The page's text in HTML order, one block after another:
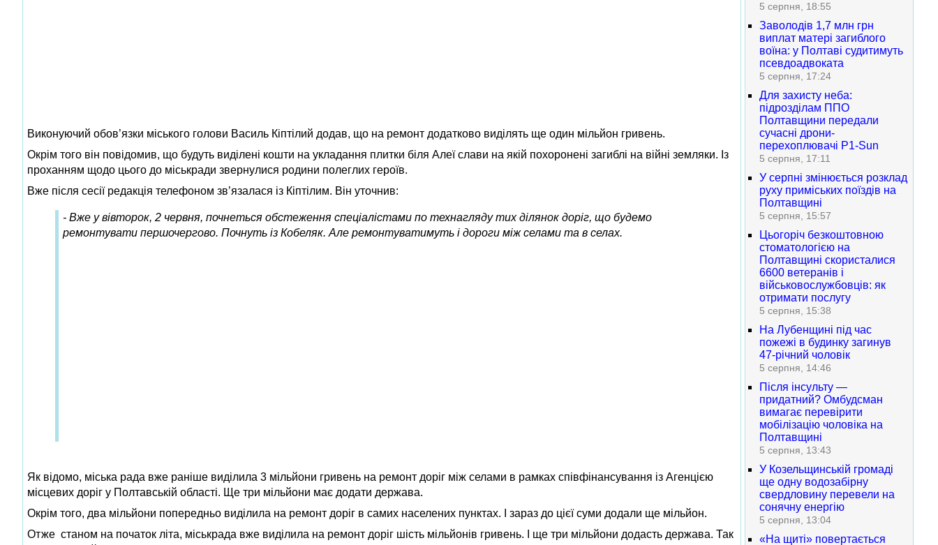
Виконуючий обов’язки міського голови Василь Кіптілий додав, що на ремонт додатково виділять ще один мільйон гривень.
Окрім того він повідомив, що будуть виділені кошти на укладання плитки біля Алеї слави на якій похоронені загиблі на війні земляки. Із
проханням щодо цього до міськради звернулися родини полеглих героїв.
Вже після сесії редакція телефоном зв’язалася із Кіптілим. Він уточнив:
- Вже у вівторок, 2 червня, почнеться обстеження спеціалістами по технагляду тих ділянок доріг, що будемо
ремонтувати першочергово. Почнуть із Кобеляк. Але ремонтуватимуть і дороги між селами та в селах.
Як відомо, міська рада вже раніше виділила 3 мільйони гривень на ремонт доріг між селами в рамках співфінансування із Агенцією
місцевих доріг у Полтавській області. Ще три мільйони має додати держава.
Окрім того, два мільйони попередньо виділила на ремонт доріг в самих населених пунктах. І зараз до цієї суми додали ще мільйон.
Отже станом на початок літа, міськрада вже виділила на ремонт доріг шість мільйонів гривень. І ще три мільйони додасть держава. Так
5 серпня, 18:55
Заволодів 1,7 млн грн
виплат матері загиблого
воїна: у Полтаві судитимуть
псевдоадвоката
5 серпня, 17:24
Для захисту неба:
підрозділам ППО
Полтавщини передали
сучасні дрони-
перехоплювачі P1-Sun
5 серпня, 17:11
У серпні змінюється розклад
руху приміських поїздів на
Полтавщині
5 серпня, 15:57
Цьогоріч безкоштовною
стоматологією на
Полтавщині скористалися
6600 ветеранів і
військовослужбовців: як
отримати послугу
5 серпня, 15:38
На Лубенщині під час
пожежі в будинку загинув
47-річний чоловік
5 серпня, 14:46
Після інсульту —
придатний? Омбудсман
вимагає перевірити
мобілізацію чоловіка на
Полтавщині
5 серпня, 13:43
У Козельщинській громаді
ще одну водозабірну
свердловину перевели на
сонячну енергію
5 серпня, 13:04
«На щиті» повертається